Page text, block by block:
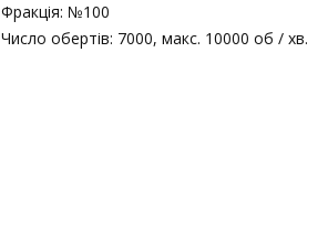
Фракція: №100
Число обертів: 7000, макс. 10000 об / хв.